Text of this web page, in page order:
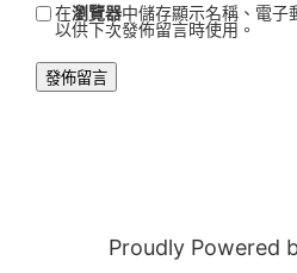
在瀏覽器中儲存顯示名稱、電子
以供下次發佈留言時使用。
Proudly Powered